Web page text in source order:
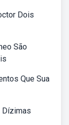
Dois
São
Que Sua
Dízimas